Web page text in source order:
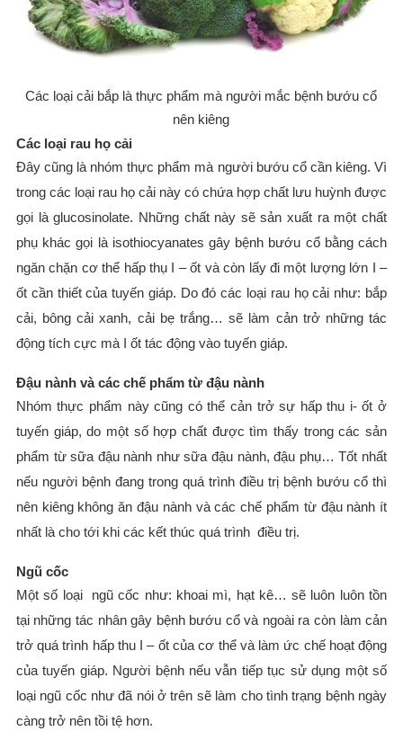
Các loại cải bắp là thực phẩm mà người mắc bệnh bướu cổ
nên kiêng
Các loại rau họ cải
Đây cũng là nhóm thực phẩm mà người bướu cổ cần kiêng. Vì
trong các loại rau họ cải này có chứa hợp chất lưu huỳnh được
gọi là glucosinolate. Những chất này sẽ sản xuất ra một chất
phụ khác gọi là isothiocyanates gây bệnh bướu cổ bằng cách
ngăn chặn cơ thể hấp thụ I – ốt và còn lấy đi một lượng lớn I –
ốt cần thiết của tuyến giáp. Do đó các loại rau họ cải như: bắp
cải, bông cải xanh, cải bẹ trắng… sẽ làm cản trở những tác
động tích cực mà I ốt tác động vào tuyến giáp.
Đậu nành và các chế phẩm từ đậu nành
Nhóm thực phẩm này cũng có thể cản trở sự hấp thu i- ốt ở
tuyến giáp, do một số hợp chất được tìm thấy trong các sản
phẩm từ sữa đậu nành như sữa đậu nành, đậu phụ… Tốt nhất
nếu người bệnh đang trong quá trình điều trị bệnh bướu cổ thì
nên kiêng không ăn đậu nành và các chế phẩm từ đậu nành ít
nhất là cho tới khi các kết thúc quá trình điều trị.
Ngũ cốc
Một số loại ngũ cốc như: khoai mì, hạt kê… sẽ luôn luôn tồn
tại những tác nhân gây bệnh bướu cổ và ngoài ra còn làm cản
trở quá trình hấp thu I – ốt của cơ thể và làm ức chế hoạt động
của tuyến giáp. Người bệnh nếu vẫn tiếp tục sử dụng một số
loại ngũ cốc như đã nói ở trên sẽ làm cho tình trạng bệnh ngày
càng trở nên tồi tệ hơn.